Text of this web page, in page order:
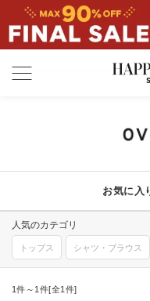
お気に入り
お気に入
人気のカテゴリ
トップス シャツ・ブラウス
1件～1件[全1件]